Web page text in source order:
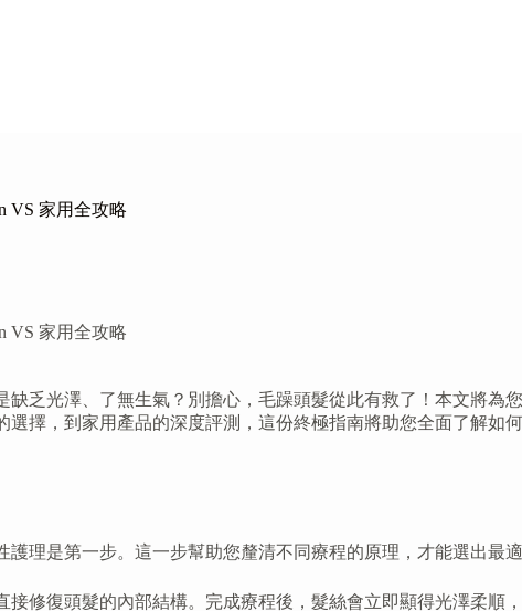
VS 家用全攻略
VS 家用全攻略
乏光澤、了無生氣？別擔心，毛躁頭髮從此有救了！本文將為
擇，到家用產品的深度評測，這份終極指南將助您全面了解如
理是第一步。這一步幫助您釐清不同療程的原理，才能選出最
修復頭髮的內部結構。完成療程後，髮絲會立即顯得光澤柔順